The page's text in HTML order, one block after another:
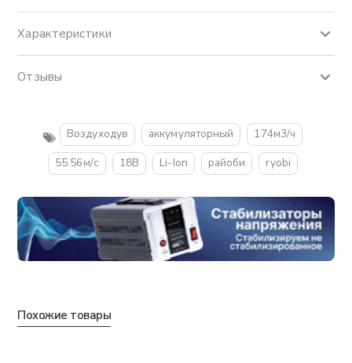
Характеристики
Отзывы
Воздуходув аккумуляторный
174м3/ч
55.56м/с
18В Li-Ion райоби ryobi
Похожие товары